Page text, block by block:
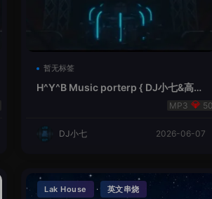
暂无标签
H^Y^B Music porterp { DJ小七&高总
50
DJ小七 2026-06-07
Lak House · 英文串烧